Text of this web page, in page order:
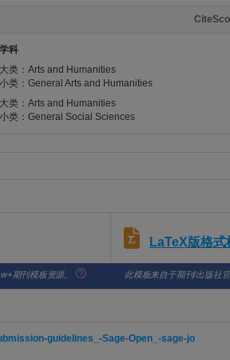
学科
大类：Arts and Humanities
小类：General Arts and Humanities
大类：Arts and Humanities
小类：General Social Sciences
LaTeX版格式
期刊模板资源。 此模板来自于期刊/出版社官
guidelines_-Sage-Open_-sage-jo